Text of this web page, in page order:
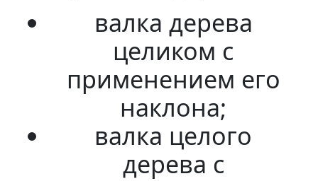
валка дерева
целиком с
применением его
наклона;
валка целого
дерева с